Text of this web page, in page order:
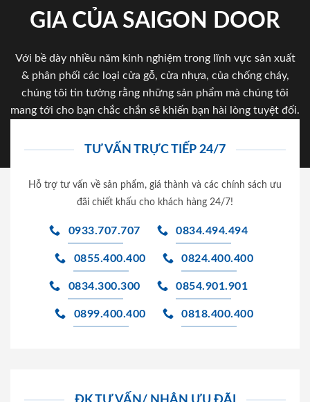
GIA CỦA SAIGON DOOR
Với bề dày nhiều năm kinh nghiệm trong lĩnh vực sản xuất
& phân phối các loại cửa gỗ, cửa nhựa, của chống cháy,
chúng tôi tin tưởng rằng những sản phẩm mà chúng tôi
mang tới cho bạn chắc chắn sẽ khiến bạn hài lòng tuyệt đối.
TƯ VẤN TRỰC TIẾP 24/7
Hỗ trợ tư vấn về sản phẩm, giá thành và các chính sách ưu
đãi chiết khấu cho khách hàng 24/7!
0933.707.707 0834.494.494
0855.400.400 0824.400.400
0834.300.300 0854.901.901
0899.400.400 0818.400.400